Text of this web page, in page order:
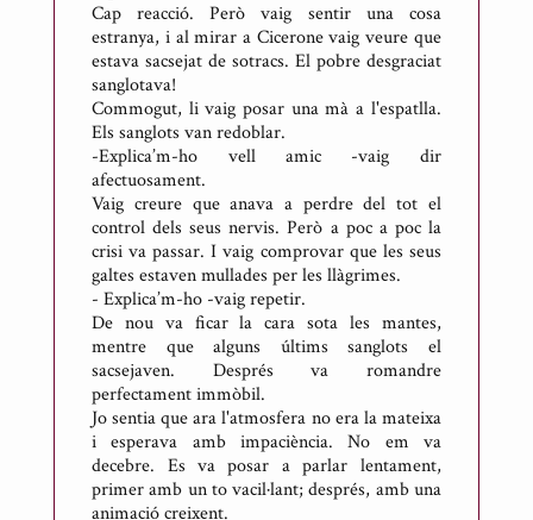
Cap reacció. Però vaig sentir una cosa
estranya, i al mirar a Cicerone vaig veure que
estava sacsejat de sotracs. El pobre desgraciat
sanglotava!
Commogut, li vaig posar una mà a l'espatlla.
Els sanglots van redoblar.
-Explica’m-ho vell amic -vaig dir
afectuosament.
Vaig creure que anava a perdre del tot el
control dels seus nervis. Però a poc a poc la
crisi va passar. I vaig comprovar que les seus
galtes estaven mullades per les llàgrimes.
- Explica’m-ho -vaig repetir.
De nou va ficar la cara sota les mantes,
mentre que alguns últims sanglots el
sacsejaven. Després va romandre
perfectament immòbil.
Jo sentia que ara l'atmosfera no era la mateixa
i esperava amb impaciència. No em va
decebre. Es va posar a parlar lentament,
primer amb un to vacil·lant; després, amb una
animació creixent.